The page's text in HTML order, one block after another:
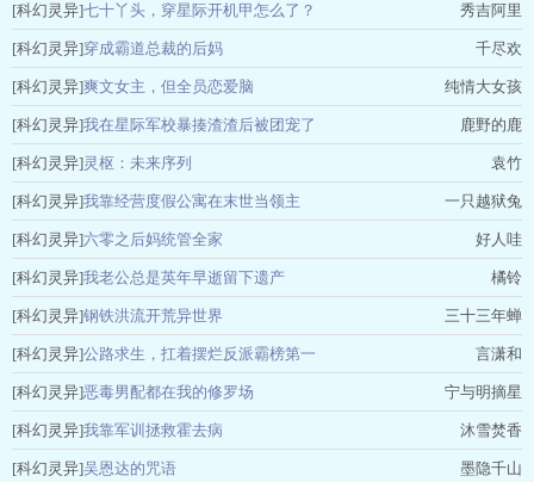
[科幻灵异]七十丫头，穿星际开机甲怎么了？ 秀吉阿里
[科幻灵异]穿成霸道总裁的后妈 千尽欢
[科幻灵异]爽文女主，但全员恋爱脑 纯情大女孩
[科幻灵异]我在星际军校暴揍渣渣后被团宠了 鹿野的鹿
[科幻灵异]灵枢：未来序列 袁竹
[科幻灵异]我靠经营度假公寓在末世当领主 一只越狱兔
[科幻灵异]六零之后妈统管全家 好人哇
[科幻灵异]我老公总是英年早逝留下遗产 橘铃
[科幻灵异]钢铁洪流开荒异世界 三十三年蝉
[科幻灵异]公路求生，扛着摆烂反派霸榜第一 言潇和
[科幻灵异]恶毒男配都在我的修罗场 宁与明摘星
[科幻灵异]我靠军训拯救霍去病 沐雪焚香
[科幻灵异]吴恩达的咒语 墨隐千山